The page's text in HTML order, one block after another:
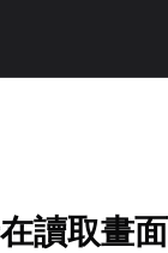
讀取畫